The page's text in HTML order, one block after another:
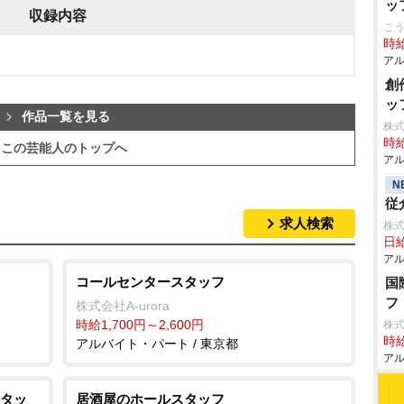
収録内容
作品一覧を見る
この芸能人のトップへ
求人検索
コールセンタースタッフ
株式会社A-urora
時給1,700円～2,600円
アルバイト・パート / 東京都
ッ 居酒屋のホールスタッフ
ッ
こ
時
ア
創
ッ
株
時
ア
従
株
日
ア
国
フ
株
時
ア